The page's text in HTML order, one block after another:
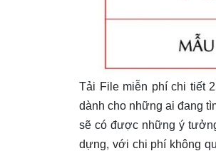
Tải File miễn phí chi tiết
dành cho những ai đang
sẽ có được những ý
dựng, với chi phí không